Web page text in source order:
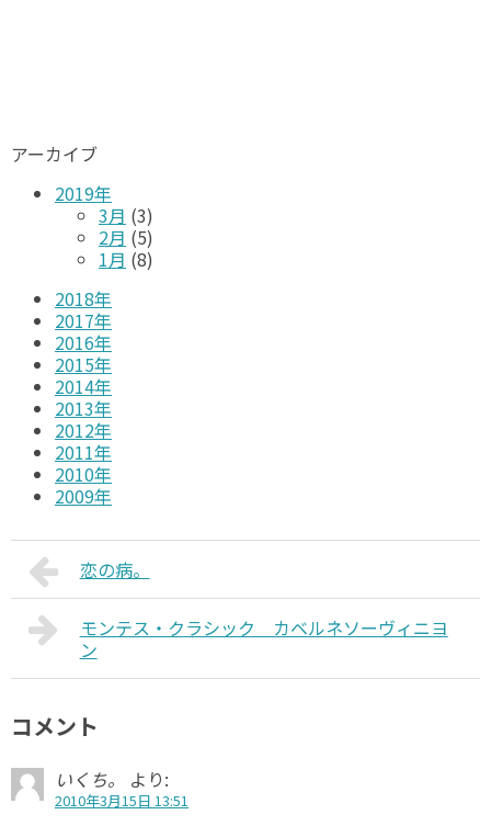
アーカイブ
2019年
3月 (3)
2月 (5)
1月 (8)
2018年
2017年
2016年
2015年
2014年
2013年
2012年
2011年
2010年
2009年
恋の病。
モンテス・クラシック カベルネソーヴィニヨ
ン
コメント
いくち。 より:
2010年3月15日 13:51